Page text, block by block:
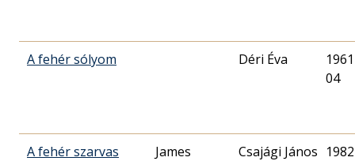
A fehér sólyom Déri Éva
04
A fehér szarvas
James
Csajági János